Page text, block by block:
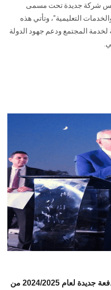
شركة جديدة تحت مسمى
التعليمية"، وتأتي هذه
لخدمة المجتمع ودعم جهود الدولة
ألسن عين شمس تحتفل بتخرج دفعة جديدة لعام 2024/2025 من